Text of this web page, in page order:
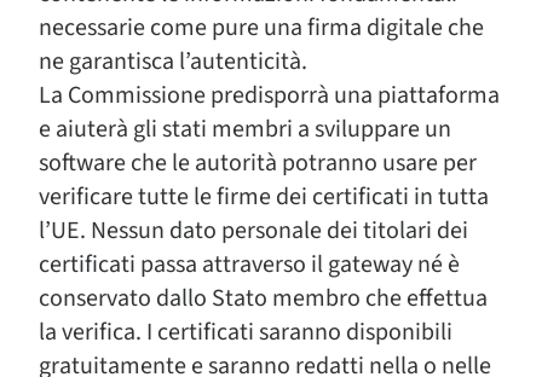
necessarie come pure una firma digitale che
ne garantisca l’autenticità.
La Commissione predisporrà una piattaforma
e aiuterà gli stati membri a sviluppare un
software che le autorità potranno usare per
verificare tutte le firme dei certificati in tutta
l’UE. Nessun dato personale dei titolari dei
certificati passa attraverso il gateway né è
conservato dallo Stato membro che effettua
la verifica. I certificati saranno disponibili
gratuitamente e saranno redatti nella o nelle